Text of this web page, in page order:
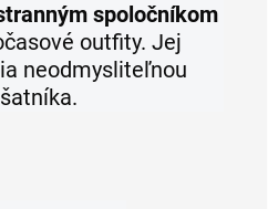
spoločníkom
outfity. Jej
neodmysliteľnou